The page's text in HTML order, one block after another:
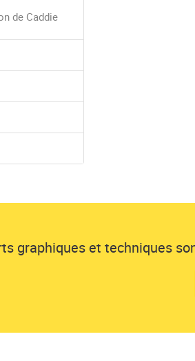
de Caddie
graphiques et techniques